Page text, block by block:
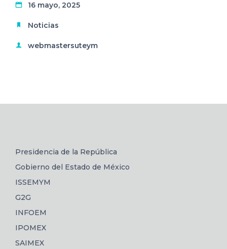
16 mayo, 2025
Noticias
webmastersuteym
Presidencia de la República
Gobierno del Estado de México
ISSEMYM
G2G
INFOEM
IPOMEX
SAIMEX